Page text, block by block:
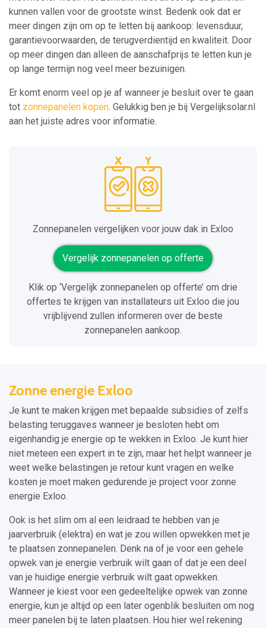
kunnen vallen voor de grootste winst. Bedenk ook dat er
meer dingen zijn om op te letten bij aankoop: levensduur,
garantievoorwaarden, de terugverdientijd en kwaliteit. Door
op meer dingen dan alleen de aanschafprijs te letten kun je
op lange termijn nog veel meer bezuinigen.
Er komt enorm veel op je af wanneer je besluit over te gaan
tot zonnepanelen kopen. Gelukkig ben je bij Vergelijksolar.nl
aan het juiste adres voor informatie.
Zonnepanelen vergelijken voor jouw dak in Exloo
Vergelijk zonnepanelen op offerte
Klik op ‘Vergelijk zonnepanelen op offerte’ om drie
offertes te krijgen van installateurs uit Exloo die jou
vrijblijvend zullen informeren over de beste
zonnepanelen aankoop.
Zonne energie Exloo
Je kunt te maken krijgen met bepaalde subsidies of zelfs
belasting teruggaves wanneer je besloten hebt om
eigenhandig je energie op te wekken in Exloo. Je kunt hier
niet meteen een expert in te zijn, maar het helpt wanneer je
weet welke belastingen je retour kunt vragen en welke
kosten je moet maken gedurende je project voor zonne
energie Exloo.
Ook is het slim om al een leidraad te hebben van je
jaarverbruik (elektra) en wat je zou willen opwekken met je
te plaatsen zonnepanelen. Denk na of je voor een gehele
opwek van je energie verbruik wilt gaan of dat je een deel
van je huidige energie verbruik wilt gaat opwekken.
Wanneer je kiest voor een gedeeltelijke opwek van zonne
energie, kun je altijd op een later ogenblik besluiten om nog
meer panelen bij te laten plaatsen. Hou hier wel rekening